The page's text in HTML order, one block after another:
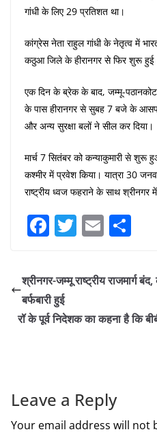
गांधी के लिए 29 प्रतिशत था।
कांग्रेस नेता राहुल गांधी के नेतृत्व में
कठुआ जिले के हीरानगर से फिर शुरू
एक दिन के ब्रेक के बाद, जम्मू-पठानकोट
के पास हीरानगर से सुबह 7 बजे के
और अन्य सुरक्षा बलों ने सील कर दिया।
मार्च 7 सितंबर को कन्याकुमारी से
कश्मीर में प्रवेश किया। यात्रा 30
राष्ट्रीय ध्वज फहराने के साथ श्रीनगर
F
c
e
b
T
itt
er
E
ai
l
ar
e
श्रीनगर-जम्मू राष्ट्रीय राजमार्ग
बर्फबारी हुई
रॉ के पूर्व निदेशक का कहना है कि
Leave a Reply
Your email address will not